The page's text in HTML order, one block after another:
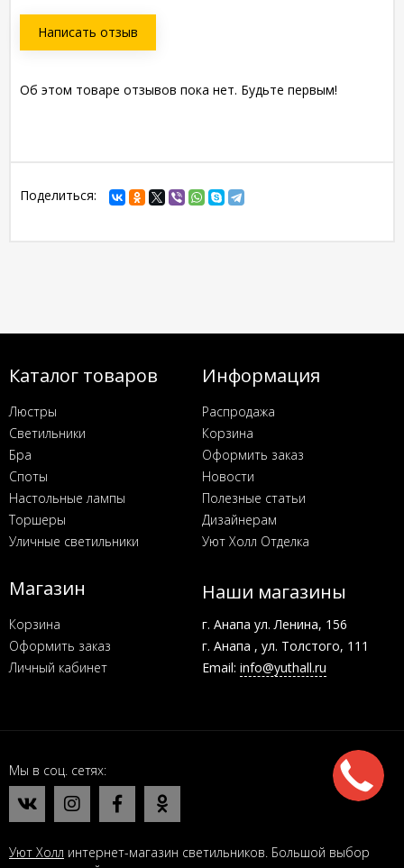
Написать отзыв
Об этом товаре отзывов пока нет. Будьте первым!
Поделиться:
Каталог товаров
Люстры
Светильники
Бра
Споты
Настольные лампы
Торшеры
Уличные светильники
Информация
Распродажа
Корзина
Оформить заказ
Новости
Полезные статьи
Дизайнерам
Уют Холл Отделка
Магазин
Корзина
Оформить заказ
Личный кабинет
Наши магазины
г. Анапа ул. Ленина, 156
г. Анапа , ул. Толстого, 111
Email: info@yuthall.ru
Мы в соц. сетях
Уют Холл интернет-магазин светильников. Большой выбор